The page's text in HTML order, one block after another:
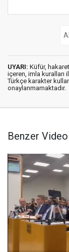
UYARI: Küfür,
içeren, imla kuralları
Türkçe karakter
onaylanmamaktadır.
Benzer